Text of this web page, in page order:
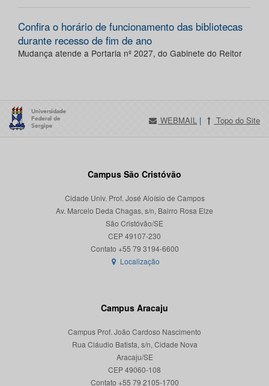
Confira o horário de funcionamento das bibliotecas
durante recesso de fim de ano
Mudança atende a Portaria nº 2027, do Gabinete do Reitor
WEBMAIL | Topo do Site
Campus São Cristóvão
Cidade Univ. Prof. José Aloísio de Campos
Av. Marcelo Deda Chagas, s/n, Bairro Rosa Elze
São Cristóvão/SE
CEP 49107-230
Localização
Campus Aracaju
Campus Prof. João Cardoso Nascimento
Rua Cláudio Batista, s/n, Cidade Nova
Aracaju/SE
CEP 49060-108